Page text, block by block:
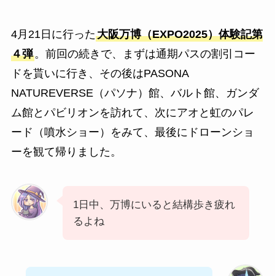
4月21日に行った大阪万博（EXPO2025）体験記第
４弾。前回の続きで、まずは通期パスの割引コー
ドを貰いに行き、その後はPASONA
NATUREVERSE（パソナ）館、バルト館、ガンダ
ム館とパビリオンを訪れて、次にアオと虹のパレ
ード（噴水ショー）をみて、最後にドローンショ
ーを観て帰りました。
1日中、万博にいると結構歩き疲れ
るよね